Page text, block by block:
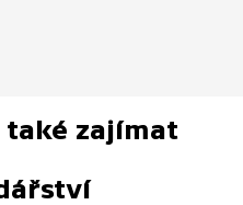
také zajímat